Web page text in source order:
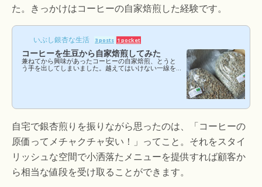
た。きっかけはコーヒーの自家焙煎した経験です。
いぶし銀杏な生活 3 posts 1 pocket
コーヒーを生豆から自家焙煎してみた
兼ねてから興味があったコーヒーの自家焙煎、とうと
う手を出してしまいました。越えてはいけない一線を
自家焙煎まで１冊にまとまっています。 最近なにかと
道具の調達。といっても購入したのは銀杏煎り器だ
け。カセットコ...
自宅で銀杏煎りを振りながら思ったのは、「コーヒーの
原価ってメチャクチャ安い！」ってこと。それをスタイ
リッシュな空間で小洒落たメニューを提供すれば顧客か
ら相当な値段を受け取ることができます。